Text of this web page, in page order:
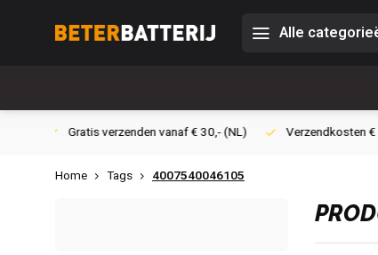
Alle
Verzendkosten € 2,95 (NL) Snelle levering
Home Tags 4007540046105